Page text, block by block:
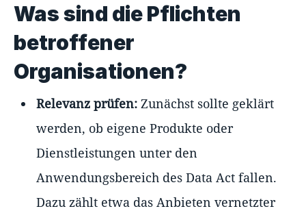
Was sind die Pflichten
betroffener
Organisationen?
Relevanz prüfen: Zunächst sollte geklärt
werden, ob eigene Produkte oder
Dienstleistungen unter den
Anwendungsbereich des Data Act fallen.
Dazu zählt etwa das Anbieten vernetzter